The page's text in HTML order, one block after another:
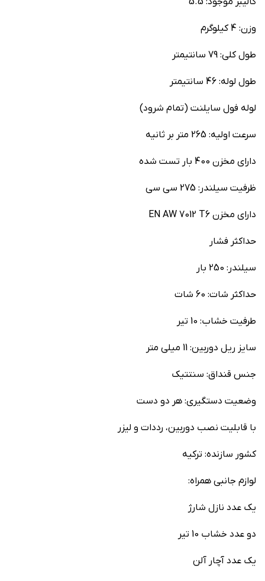
وزن: 4 کیلوگرم
طول کلی: 79 سانتیمتر
طول لوله: 46 سانتیمتر
لوله فول سایلنت (تمام شرود)
سرعت اولیه: 265 متر بر ثانیه
دارای مخزن 400 بار تست شده
ظرفیت سیلندر: 275 سی سی
دارای مخزن EN AW 7012 T6
حداکثر فشار
سیلندر: 250 بار
حداکثر شات: 60 شات
طرفیت خشاب: 10 تیر
سایز ریل دوربین: 11 میلی متر
جنس قنداق: سنتتیک
وضعیت دستگیری: هر دو دست
با قابلیت نصب دوربین، رددات و لیزر
کشور سازنده: ترکیه
لوازم جانبی همراه:
یک عدد نازل شارژ
دو عدد خشاب 10 تیر
یک عدد آچار آلن